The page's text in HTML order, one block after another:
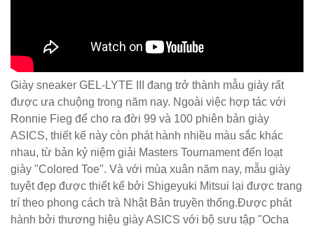
Giày sneaker GEL-LYTE III đang trở thành mẫu giày rất
được ưa chuộng trong năm nay. Ngoài việc hợp tác với
Ronnie Fieg để cho ra đời 99 và 100 phiên bản giày
ASICS, thiết kế này còn phát hành nhiều màu sắc khác
nhau, từ bản kỷ niệm giải Masters Tournament đến loạt
giày "Colored Toe". Và với mùa xuân năm nay, mẫu giày
tuyệt đẹp được thiết kế bởi Shigeyuki Mitsui lại được trang
trí theo phong cách trà Nhật Bản truyền thống.Được phát
hành bởi thương hiệu giày ASICS với bộ sưu tập "Ocha